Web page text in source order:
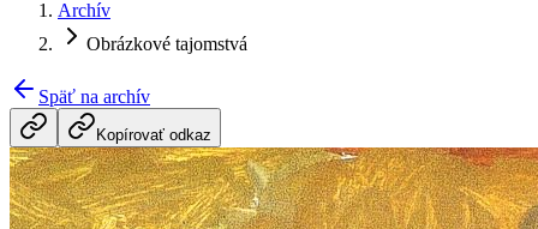
Archív
Obrázkové tajomstvá
Späť na archív
Kopírovať odkaz